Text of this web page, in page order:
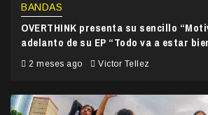
BANDAS
OVERTHINK presenta su sencillo
adelanto de su EP “Todo va a estar
2 meses ago Victor Tellez